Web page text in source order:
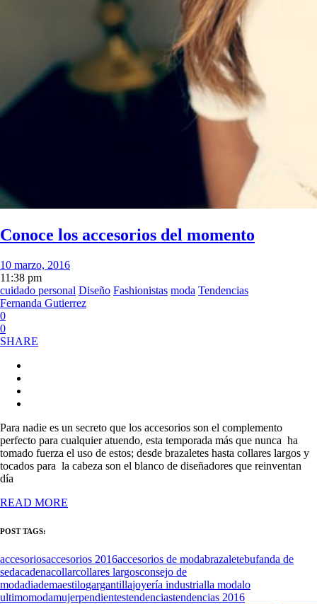
Conoce los accesorios del momento
10 marzo, 2016
11:38 pm
cuidado personal Diseño Fashionistas moda Tendencias
Fernanda Gutierrez
0
0
SHARE
Para nadie es un secreto que los accesorios son el complemento
perfecto para cualquier atuendo, esta temporada más que nunca ha
tomado fuerza el uso de estos; desde brazaletes hasta collares largos y
tocados para la cabeza son el blanco de diseñadores que reinventan
día
READ MORE
POST TAGS:
accesoriosaccesorios 2016accesorios de modabrazaletebufanda de
sedacadenacollarcollares largosconsejo de
modadiademaestilogargantillajoyería industrialla modalo
ultimomodamujerpendientestendenciastendencias 2016